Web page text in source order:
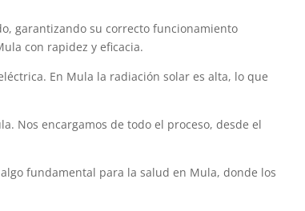
garantizando su correcto funcionamiento
con rapidez y eficacia.
En Mula la radiación solar es alta, lo que
Nos encargamos de todo el proceso, desde el
fundamental para la salud en Mula, donde los